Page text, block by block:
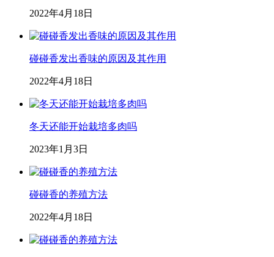
2022年4月18日
碰碰香发出香味的原因及其作用
2022年4月18日
冬天还能开始栽培多肉吗
2023年1月3日
碰碰香的养殖方法
2022年4月18日